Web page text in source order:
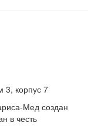
3, корпус 7
Мед создан
в честь